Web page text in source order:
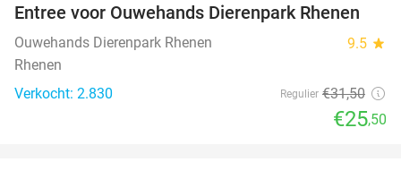
19%
TODAY
Entree voor Ouwehands Dierenpark Rhenen
Ouwehands Dierenpark Rhenen 9.5 star
Rhenen
Verkocht: 2.830
Regulier €31,50
€25,50